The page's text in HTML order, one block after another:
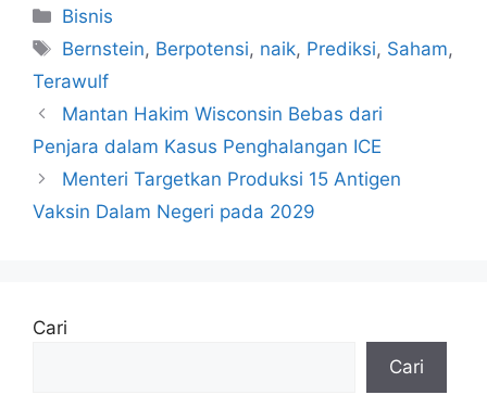
Kategori
Bisnis
Tag
Bernstein, Berpotensi, naik, Prediksi, Saham,
Terawulf
Mantan Hakim Wisconsin Bebas dari
Penjara dalam Kasus Penghalangan ICE
Menteri Targetkan Produksi 15 Antigen
Vaksin Dalam Negeri pada 2029
Cari
Cari